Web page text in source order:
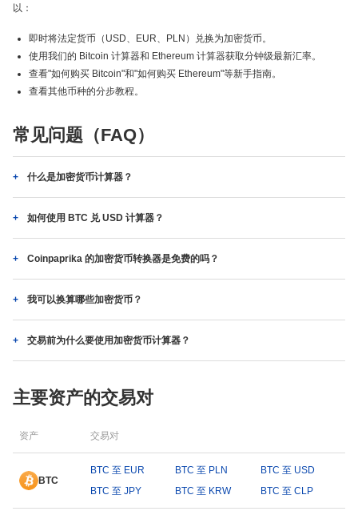
以：
即时将法定货币（USD、EUR、PLN）兑换为加密货币。
使用我们的 Bitcoin 计算器和 Ethereum 计算器获取分钟级最新汇率。
查看"如何购买 Bitcoin"和"如何购买 Ethereum"等新手指南。
查看其他币种的分步教程。
常见问题（FAQ）
什么是加密货币计算器？
如何使用 BTC 兑 USD 计算器？
Coinpaprika 的加密货币转换器是免费的吗？
我可以换算哪些加密货币？
交易前为什么要使用加密货币计算器？
主要资产的交易对
资产 交易对
BTC
BTC 至 EUR BTC 至 PLN
BTC 至 USD
BTC 至 JPY
BTC 至 KRW BTC 至 CLP